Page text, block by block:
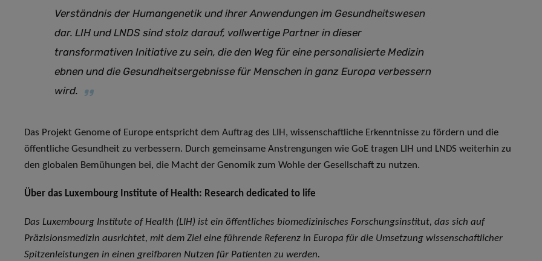
Verständnis der Humangenetik und ihrer Anwendungen im Gesundheitswesen
dar. LIH und LNDS sind stolz darauf, vollwertige Partner in dieser
transformativen Initiative zu sein, die den Weg für eine personalisierte Medizin
ebnen und die Gesundheitsergebnisse für Menschen in ganz Europa verbessern
wird.
Das Projekt Genome of Europe entspricht dem Auftrag des LIH, wissenschaftliche Erkenntnisse zu fördern und die
öffentliche Gesundheit zu verbessern. Durch gemeinsame Anstrengungen wie GoE tragen LIH und LNDS weiterhin zu
den globalen Bemühungen bei, die Macht der Genomik zum Wohle der Gesellschaft zu nutzen.
Über das Luxembourg Institute of Health: Research dedicated to life
Das Luxembourg Institute of Health (LIH) ist ein öffentliches biomedizinisches Forschungsinstitut, das sich auf
Präzisionsmedizin ausrichtet, mit dem Ziel eine führende Referenz in Europa für die Umsetzung wissenschaftlicher
Spitzenleistungen in einen greifbaren Nutzen für Patienten zu werden.